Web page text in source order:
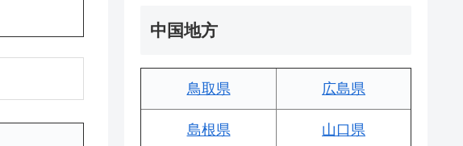
中国地方
鳥取県 広島県
島根県 山口県